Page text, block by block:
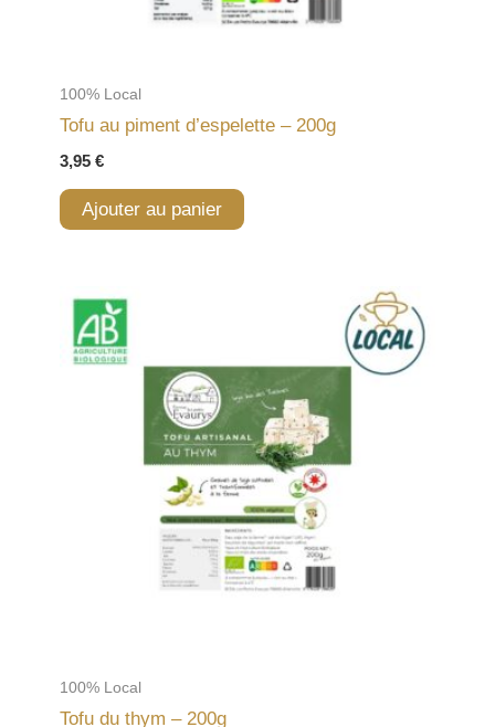
100% Local
Tofu au piment d’espelette – 200g
3,95 €
Ajouter au panier
100% Local
Tofu du thym – 200g